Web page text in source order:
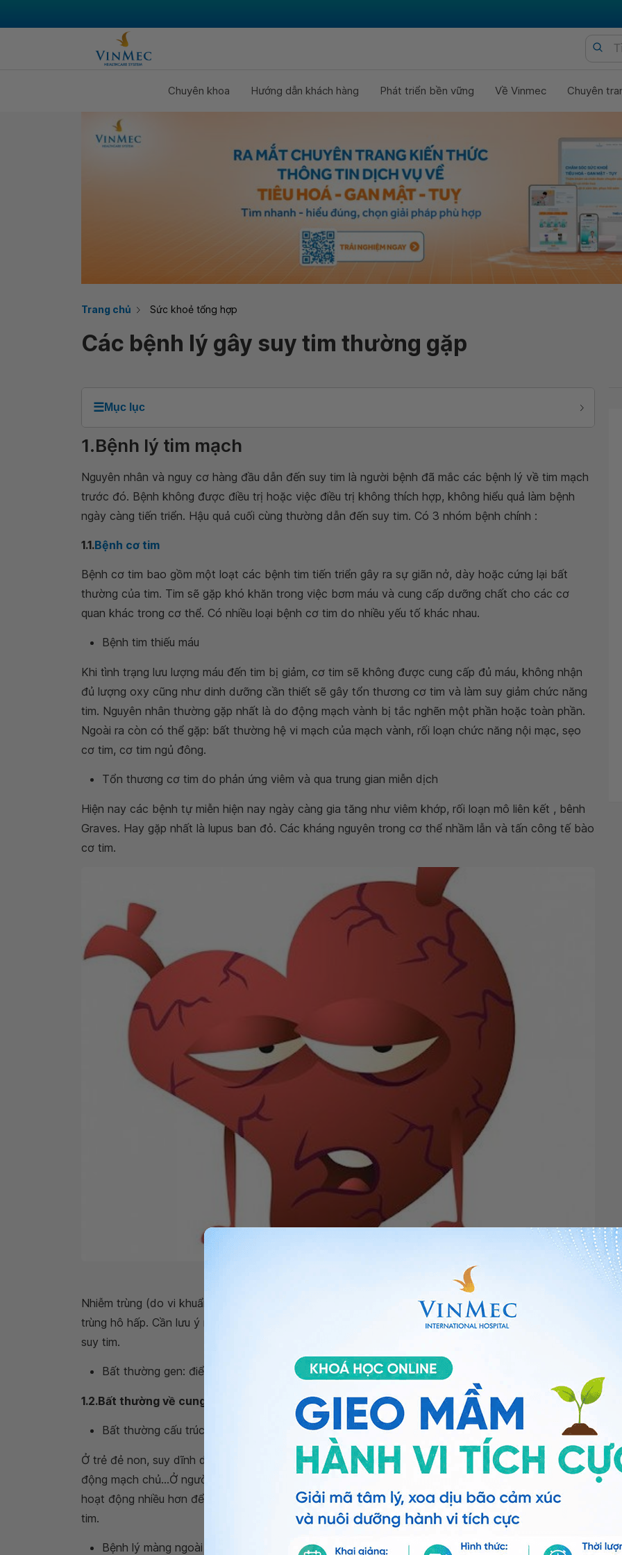
Chuyên khoa Hướng dẫn khách hàng Phát triển bền vững Về Vinmec Chuyên
Trang chủ Sức khoẻ tổng hợp
Các bệnh lý gây suy tim thường gặp
☰Mục lục
1.Bệnh lý tim mạch
Nguyên nhân và nguy cơ hàng đầu dẫn đến suy tim là người bệnh đã mắc các bệnh lý về tim mạch
trước đó. Bệnh không được điều trị hoặc việc điều trị không thích hợp, không hiểu quả làm bệnh
ngày càng tiến triển. Hậu quả cuối cùng thường dẫn đến suy tim. Có 3 nhóm bệnh chính :
1.1.Bệnh cơ tim
Bệnh cơ tim bao gồm một loạt các bệnh tim tiến triển gây ra sự giãn nở, dày hoặc cứng lại bất
thường của tim. Tim sẽ gặp khó khăn trong việc bơm máu và cung cấp dưỡng chất cho các cơ
quan khác trong cơ thể. Có nhiều loại bệnh cơ tim do nhiều yếu tố khác nhau.
Bệnh tim thiếu máu
Khi tình trạng lưu lượng máu đến tim bị giảm, cơ tim sẽ không được cung cấp đủ máu, không nhận
đủ lượng oxy cũng như dinh dưỡng cần thiết sẽ gây tổn thương cơ tim và làm suy giảm chức năng
tim. Nguyên nhân thường gặp nhất là do động mạch vành bị tắc nghẽn một phần hoặc toàn phần.
Ngoài ra còn có thể gặp: bất thường hệ vi mạch của mạch vành, rối loạn chức năng nội mạc, sẹo
cơ tim, cơ tim ngủ đông.
Tổn thương cơ tim do phản ứng viêm và qua trung gian miễn dịch
Hiện nay các bệnh tự miễn hiện nay ngày càng gia tăng như viêm khớp, rối loạn mô liên kết , bênh
Graves. Hay gặp nhất là lupus ban đỏ. Các kháng nguyên trong cơ thể nhầm lẫn và tấn công tế bào
cơ tim.
Nhiễm trùng (do vi khuẩn, nấm, ký sinh trùng, HIV,...) cũng là một yếu tố, đặc biệt hay gặp là nhiễm
trùng hô hấp. Cần lưu ý rằng bất kỳ một nhiễm trùng hệ thống nào cũng có thể làm xấu đi tình trạng
suy tim.
Bất thường gen: điển hình là bệnh loạn dưỡng cơ tim và bệnh cơ tim hạn chế.
1.2.Bất thường về cung lượng tim
Bất thường cấu trúc van tim do mắc phải hoặc bẩm sinh.
Ở trẻ đẻ non, suy dĩnh dưỡng hay gặp các bệnh thông liên nhĩ, thông liên thất, hẹp van hai lá, van
động mạch chủ...Ở người cao tuổi thì thường do thoái hóa, van dày vôi hóa, khó đóng kín. Tim phải
hoạt động nhiều hơn để bù đắp lượng máu bị thiếu hụt. Lâu ngày, buồng tim bị giãn và dẫn đến suy
tim.
Bệnh lý màng ngoài tim và nội mạc cơ tim